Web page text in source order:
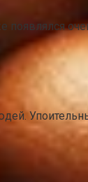
появлялся